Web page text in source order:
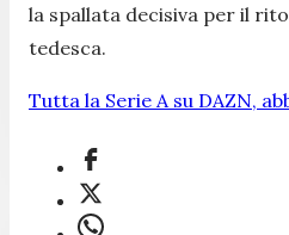
la spallata decisiva per il
tedesca.
Tutta la Serie A su DAZN,